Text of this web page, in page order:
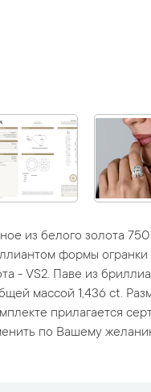
из белого золота
формы
- VS2. Паве из
массой 1,436 ct.
прилагается
по Вашему